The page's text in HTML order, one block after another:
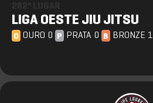
LIGA OESTE JIU JITSU
O OURO 0 P PRATA 0 B BRONZE 1